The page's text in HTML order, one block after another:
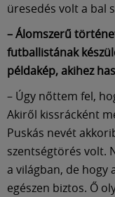
üresedés volt a bal
– Álomszerű
futballistának
példakép, akihez
– Úgy nőttem fel,
Akiről kissrácként
Puskás nevét
szentségtörés volt.
a világban, de hogy
egészen biztos. Ő